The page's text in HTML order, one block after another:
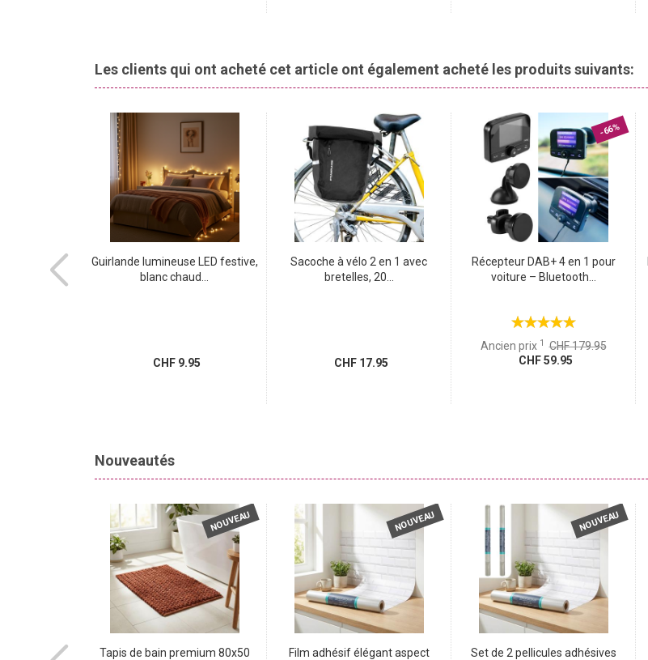
Les clients qui ont acheté cet article ont également acheté les produits suivants:
CR2032 de
Guirlande lumineuse LED festive,
blanc chaud...
CHF 9.95
Sacoche à vélo 2 en 1 avec
bretelles, 20...
CHF 17.95
-66%
Récepteur DAB+ 4 en 1 pour
voiture – Bluetooth...
Ancien prix 1 CHF 179.95
CHF 59.95
Nouveautés
Blanche -
NOUVEAU
Tapis de bain premium 80x50
NOUVEAU
Film adhésif élégant aspect
NOUVEAU
Set de 2 pellicules adhésives